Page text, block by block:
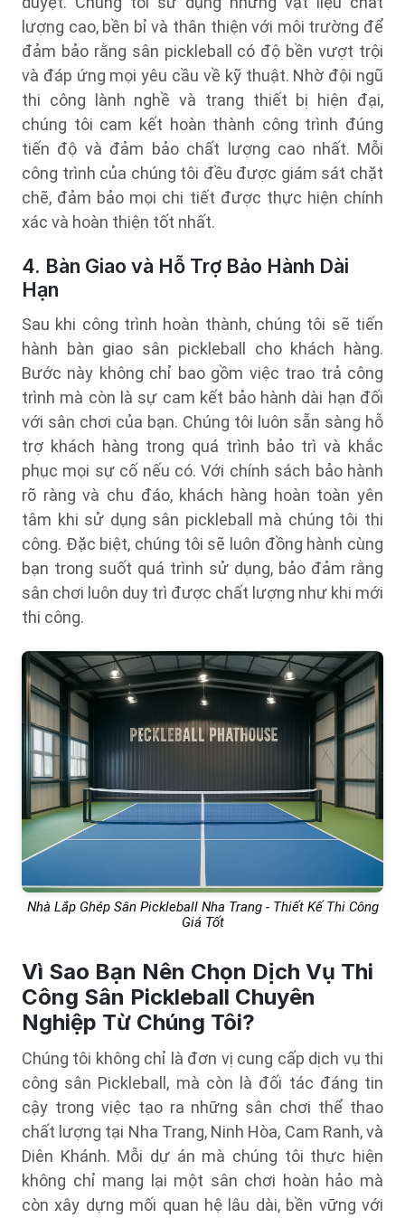
lượng cao, bền bỉ và thân thiện với môi trường để
đảm bảo rằng sân pickleball có độ bền vượt trội
và đáp ứng mọi yêu cầu về kỹ thuật. Nhờ đội ngũ
thi công lành nghề và trang thiết bị hiện đại,
chúng tôi cam kết hoàn thành công trình đúng
tiến độ và đảm bảo chất lượng cao nhất. Mỗi
công trình của chúng tôi đều được giám sát chặt
chẽ, đảm bảo mọi chi tiết được thực hiện chính
xác và hoàn thiện tốt nhất.
4. Bàn Giao và Hỗ Trợ Bảo Hành Dài
Hạn
Sau khi công trình hoàn thành, chúng tôi sẽ tiến
hành bàn giao sân pickleball cho khách hàng.
Bước này không chỉ bao gồm việc trao trả công
trình mà còn là sự cam kết bảo hành dài hạn đối
với sân chơi của bạn. Chúng tôi luôn sẵn sàng hỗ
trợ khách hàng trong quá trình bảo trì và khắc
phục mọi sự cố nếu có. Với chính sách bảo hành
rõ ràng và chu đáo, khách hàng hoàn toàn yên
tâm khi sử dụng sân pickleball mà chúng tôi thi
công. Đặc biệt, chúng tôi sẽ luôn đồng hành cùng
bạn trong suốt quá trình sử dụng, bảo đảm rằng
sân chơi luôn duy trì được chất lượng như khi mới
thi công.
Nhà Lắp Ghép Sân Pickleball Nha Trang - Thiết Kế Thi Công
Giá Tốt
Vì Sao Bạn Nên Chọn Dịch Vụ Thi
Công Sân Pickleball Chuyên
Nghiệp Từ Chúng Tôi?
Chúng tôi không chỉ là đơn vị cung cấp dịch vụ thi
công sân Pickleball, mà còn là đối tác đáng tin
cậy trong việc tạo ra những sân chơi thể thao
chất lượng tại Nha Trang, Ninh Hòa, Cam Ranh, và
Diên Khánh. Mỗi dự án mà chúng tôi thực hiện
không chỉ mang lại một sân chơi hoàn hảo mà
còn xây dựng mối quan hệ lâu dài, bền vững với